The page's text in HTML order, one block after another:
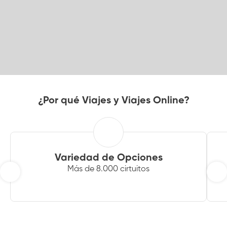
¿Por qué Viajes y Viajes Online?
Variedad de Opciones
Más de 8.000 cirtuitos